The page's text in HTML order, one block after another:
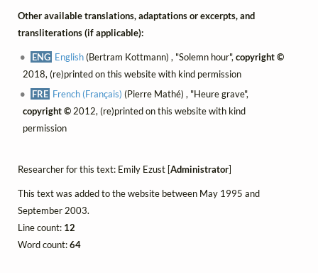
Other available translations, adaptations or excerpts, and
transliterations (if applicable):
ENG English(Bertram Kottmann) , "Solemn hour",copyright ©
2018, (re)printed on this website with kind permission
FRE French (Français) (Pierre Mathé) , "Heure grave",
copyright ©2012, (re)printed on this website with kind
permission
Researcher for this text: Emily Ezust [Administrator]
This text was added to the website between May 1995 and
September 2003.
Line count: 12
Word count:64